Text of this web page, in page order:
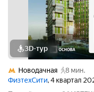
3D-тур
Новодачная
8 мин.
ФизтехСити, 4 квартал